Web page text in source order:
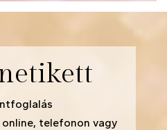
telefonon vagy